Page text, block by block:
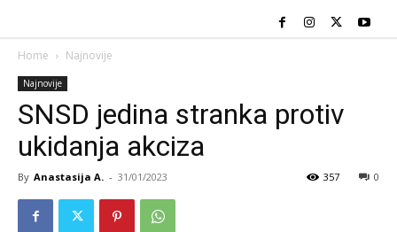
Home Najnovije
Najnovije
SNSD jedina stranka protiv
ukidanja akciza
By Anastasija A. - 31/01/2023 0
357